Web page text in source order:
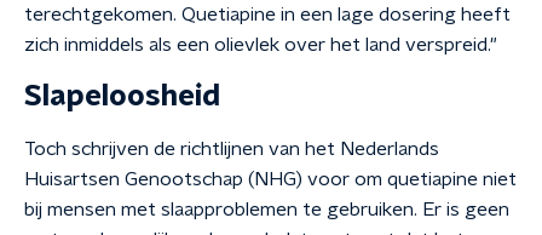
terechtgekomen. Quetiapine in een lage dosering heeft
zich inmiddels als een olievlek over het land verspreid."
Slapeloosheid
Toch schrijven de richtlijnen van het Nederlands
Huisartsen Genootschap (NHG) voor om quetiapine niet
bij mensen met slaapproblemen te gebruiken. Er is geen